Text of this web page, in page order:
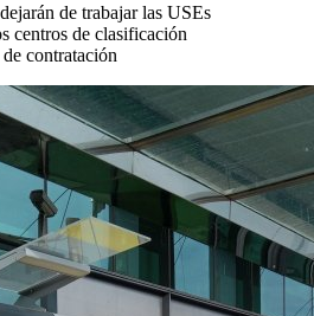
de trabajar las USEs
centros de clasificación
contratación